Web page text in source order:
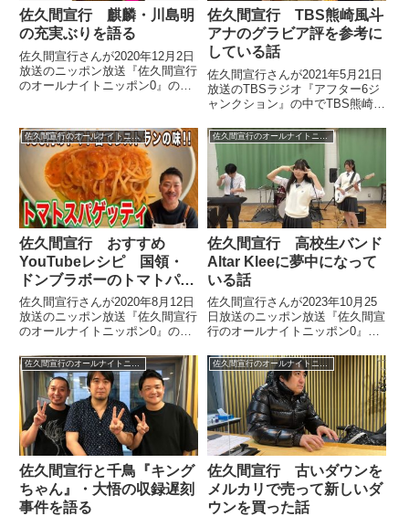
佐久間宣行 麒麟・川島明
の充実ぶりを語る
佐久間宣行さんが2020年12月2日
放送のニッポン放送『佐久間宣行
のオールナイトニッポン0』の中
の川島さんの充実ぶりについて話
していました。（佐久間宣行）こ
こで再来週のスペシャルウ...
佐久間宣行 TBS熊崎風斗
アナのグラビア評を参考に
している話
佐久間宣行さんが2021年5月21日
放送のTBSラジオ『アフター6ジ
ャンクション』の中でTBS熊崎風
熊崎さんのグラビア評を自身の番
組のキャスティングの参考にして
いるという話をしていました。
佐久間宣行のオールナイトニッポン0
佐久間宣行 おすすめ
YouTubeレシピ 国領・
ドンブラボーのトマトパス
タを語る
佐久間宣行さんが2020年8月12日
放送のニッポン放送『佐久間宣行
のオールナイトニッポン0』の中
ンネル「人気シェフのうちレシ
ピ」を紹介。その中でも美味しか
った国領・ドンブラボーの平雅一
シェフによる100円...
佐久間宣行のオールナイトニッポン0
佐久間宣行 高校生バンド
Altar Kleeに夢中になって
いる話
佐久間宣行さんが2023年10月25
日放送のニッポン放送『佐久間宣
行のオールナイトニッポン0』の
校生バンドAltar Kleeについてト
ーク。いろいろ動画を見た結果、
夢中になってしまったと話してい
ました。
佐久間宣行のオールナイトニッポン0
佐久間宣行と千鳥『キング
ちゃん』・大悟の収録遅刻
事件を語る
佐久間宣行のオールナイトニッポン0
佐久間宣行 古いダウンを
メルカリで売って新しいダ
ウンを買った話